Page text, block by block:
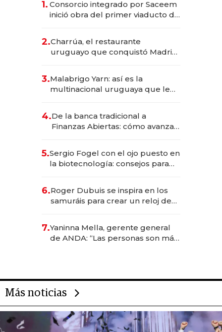
1. Consorcio integrado por Saceem
inició obra del primer viaducto de
millones
2.Charrúa, el restaurante
uruguayo que conquistó Madrid:
anticipación y prepara apertura
3.Malabrigo Yarn: así es la
multinacional uruguaya que le
4.De la banca tradicional a
Finanzas Abiertas: cómo avanza
5.Sergio Fogel con el ojo puesto en
la biotecnología: consejos para
6.Roger Dubuis se inspira en los
samuráis para crear un reloj de
7.Yaninna Mella, gerente general
de ANDA: “Las personas son más
Más noticias